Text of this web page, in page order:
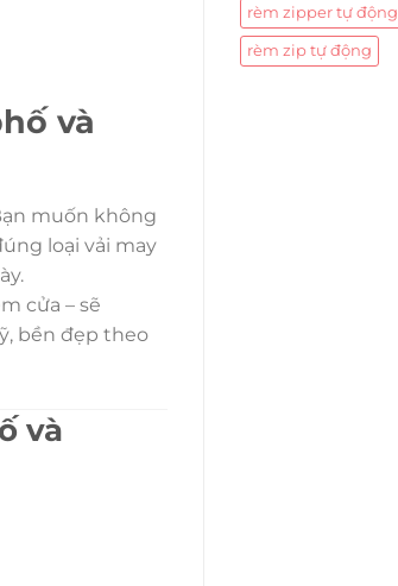
và
muốn không
loại vải may
cửa – sẽ
bền đẹp theo
và
rèm zipper tự động
rèm zip tự động